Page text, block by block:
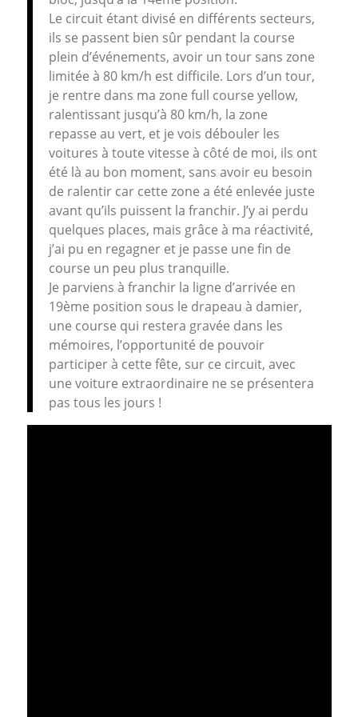
Le circuit étant divisé en différents secteurs,
ils se passent bien sûr pendant la course
plein d’événements, avoir un tour sans zone
limitée à 80 km/h est difficile. Lors d’un tour,
je rentre dans ma zone full course yellow,
ralentissant jusqu’à 80 km/h, la zone
repasse au vert, et je vois débouler les
voitures à toute vitesse à côté de moi, ils ont
été là au bon moment, sans avoir eu besoin
de ralentir car cette zone a été enlevée juste
avant qu’ils puissent la franchir. J’y ai perdu
quelques places, mais grâce à ma réactivité,
j’ai pu en regagner et je passe une fin de
course un peu plus tranquille.
Je parviens à franchir la ligne d’arrivée en
19ème position sous le drapeau à damier,
une course qui restera gravée dans les
mémoires, l’opportunité de pouvoir
participer à cette fête, sur ce circuit, avec
une voiture extraordinaire ne se présentera
pas tous les jours !